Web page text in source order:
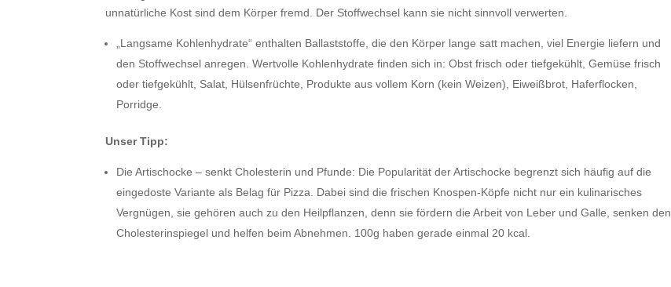
unnatürliche Kost sind dem Körper fremd. Der Stoffwechsel kann sie nicht sinnvoll verwerten.
„Langsame Kohlenhydrate“ enthalten Ballaststoffe, die den Körper lange satt machen, viel Energie liefern und
den Stoffwechsel anregen. Wertvolle Kohlenhydrate finden sich in: Obst frisch oder tiefgekühlt, Gemüse frisch
oder tiefgekühlt, Salat, Hülsenfrüchte, Produkte aus vollem Korn (kein Weizen), Eiweißbrot, Haferflocken,
Porridge.
Unser Tipp:
Die Artischocke – senkt Cholesterin und Pfunde: Die Popularität der Artischocke begrenzt sich häufig auf die
eingedoste Variante als Belag für Pizza. Dabei sind die frischen Knospen-Köpfe nicht nur ein kulinarisches
Vergnügen, sie gehören auch zu den Heilpflanzen, denn sie fördern die Arbeit von Leber und Galle, senken den
Cholesterinspiegel und helfen beim Abnehmen. 100g haben gerade einmal 20 kcal.